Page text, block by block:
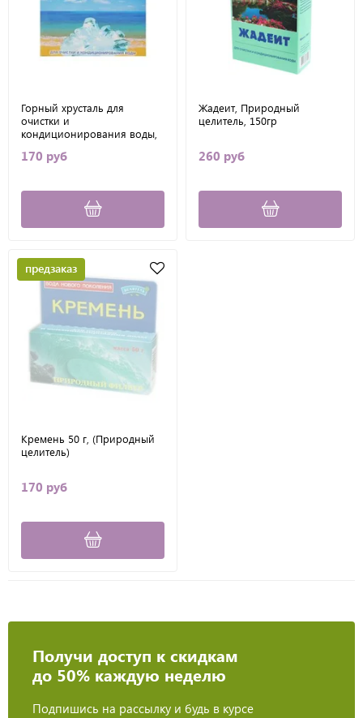
Горный хрусталь для
очистки и
кондиционирования воды,
170 руб
Жадеит, Природный
целитель, 150гр
260 руб
предзаказ
Кремень 50 г, (Природный
целитель)
170 руб
Получи доступ к скидкам
до 50% каждую неделю
Подпишись на рассылку и будь в курсе